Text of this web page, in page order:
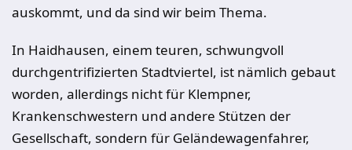
auskommt, und da sind wir beim Thema.
In Haidhausen, einem teuren, schwungvoll
durchgentrifizierten Stadtviertel, ist nämlich gebaut
worden, allerdings nicht für Klempner,
Krankenschwestern und andere Stützen der
Gesellschaft, sondern für Geländewagenfahrer,